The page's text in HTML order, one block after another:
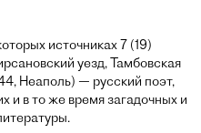
источниках 7 (19)
уезд, Тамбовская
Неаполь) — русский поэт,
и в то же время загадочных и